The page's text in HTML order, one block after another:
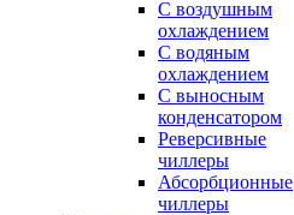
С воздушным
охлаждением
С водяным
охлаждением
С выносным
конденсатором
Реверсивные
чиллеры
Абсорбционные
чиллеры